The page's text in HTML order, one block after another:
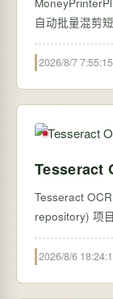
自动批量混剪
2026/8/7 7:55:15
Tesseract
Tesseract
2026/8/6